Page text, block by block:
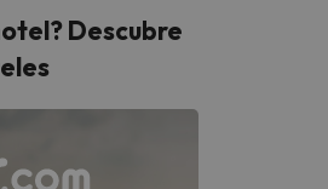
Descubre